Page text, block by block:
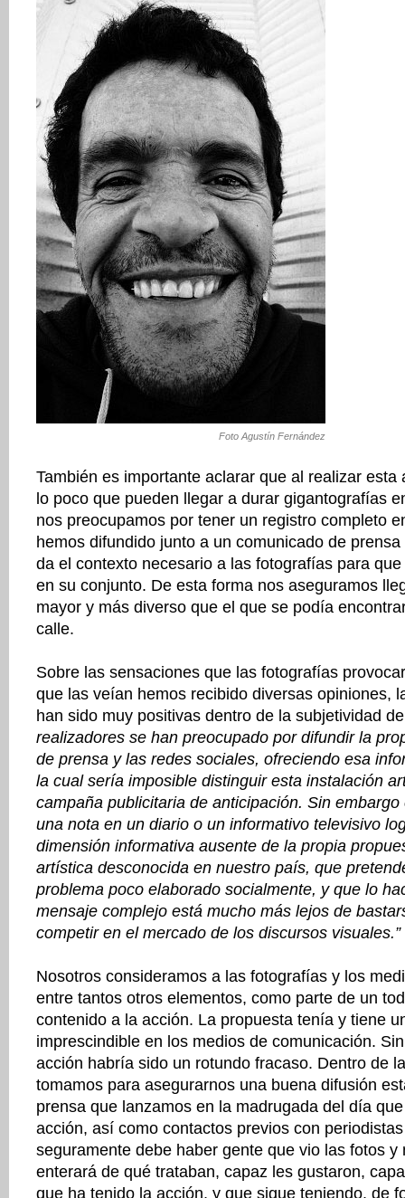
Foto Agustín Fernández
También es importante aclarar que al realizar esta
lo poco que pueden llegar a durar gigantografías
nos preocupamos por tener un registro completo
hemos difundido junto a un comunicado de
da el contexto necesario a las fotografías para
en su conjunto. De esta forma nos aseguramos
mayor y más diverso que el que se podía
calle.
Sobre las sensaciones que las fotografías
que las veían hemos recibido diversas opiniones,
han sido muy positivas dentro de la subjetividad
realizadores se han preocupado por difundir la
de prensa y las redes sociales, ofreciendo esa
la cual sería imposible distinguir esta instalación
campaña publicitaria de anticipación. Sin
una nota en un diario o un informativo televisivo
dimensión informativa ausente de la propia
artística desconocida en nuestro país, que
problema poco elaborado socialmente, y que lo
mensaje complejo está mucho más lejos de
competir en el mercado de los discursos visuales.”
Nosotros consideramos a las fotografías y los
entre tantos otros elementos, como parte de un
contenido a la acción. La propuesta tenía y tiene
imprescindible en los medios de comunicación.
acción habría sido un rotundo fracaso. Dentro de
tomamos para asegurarnos una buena difusión
prensa que lanzamos en la madrugada del día
acción, así como contactos previos con
seguramente debe haber gente que vio las fotos y
enterará de qué trataban, capaz les gustaron,
que ha tenido la acción, y que sigue teniendo, de